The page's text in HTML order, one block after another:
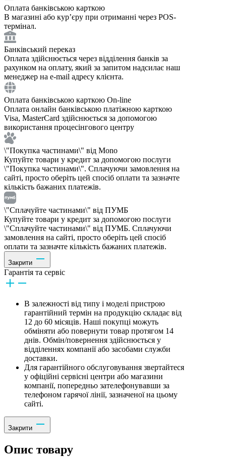
Оплата банківською карткою
В магазині або курʼєру при отриманні через POS-
термінал.
Банківський переказ
Оплата здійснюється через відділення банків за
рахунком на оплату, який за запитом надсилає наш
менеджер на e-mail адресу клієнта.
Оплата банківською карткою On-line
Оплата онлайн банківською платіжною карткою
Visa, MasterCard здійснюється за допомогою
використання процесінгового центру
\"Покупка частинами\" від Mono
Купуйте товари у кредит за допомогою послуги
\"Покупка частинами\". Сплачуючи замовлення на
сайті, просто оберіть цей спосіб оплати та зазначте
кількість бажаних платежів.
\"Сплачуйте частинами\" від ПУМБ
Купуйте товари у кредит за допомогою послуги
\"Сплачуйте частинами\" від ПУМБ. Сплачуючи
замовлення на сайті, просто оберіть цей спосіб
оплати та зазначте кількість бажаних платежів.
Закрити
Гарантія та сервіс
В залежності від типу і моделі пристрою
гарантійний термін на продукцію складає від
12 до 60 місяців. Наші покупці можуть
обміняти або повернути товар протягом 14
днів. Обмін/повернення здійснюється у
відділеннях компанії або засобами служби
доставки.
Для гарантійного обслуговування звертайтеся
у офіційні сервісні центри або магазини
компанії, попередньо зателефонувавши за
телефоном гарячої лінії, зазначеної на цьому
сайті.
Закрити
Опис товару